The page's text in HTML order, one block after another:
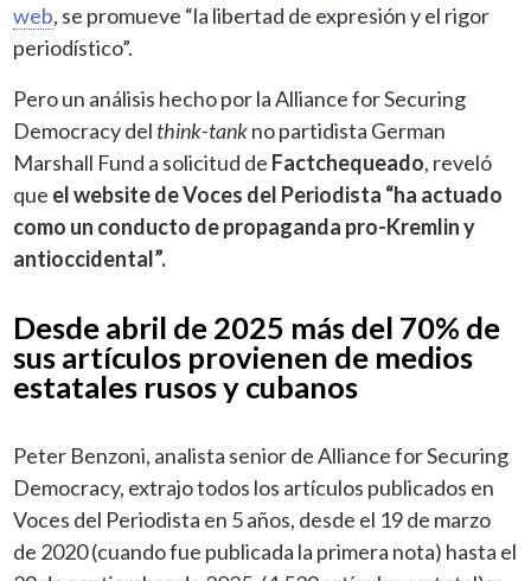
web, se promueve “la libertad de expresión y el rigor
periodístico”.
Pero un análisis hecho por la Alliance for Securing
Democracy del think-tankno partidista German
Marshall Fund a solicitud de Factchequeado, reveló
que el website de Voces del Periodista “ha actuado
como un conducto de propaganda pro-Kremlin y
antioccidental”.
Desde abril de 2025 más del 70% de
sus artículos provienen de medios
estatales rusos y cubanos
Peter Benzoni, analista senior de Alliance for Securing
Democracy, extrajo todos los artículos publicados en
Voces del Periodista en 5 años, desde el 19 de marzo
de 2020 (cuando fue publicada la primera nota) hasta el